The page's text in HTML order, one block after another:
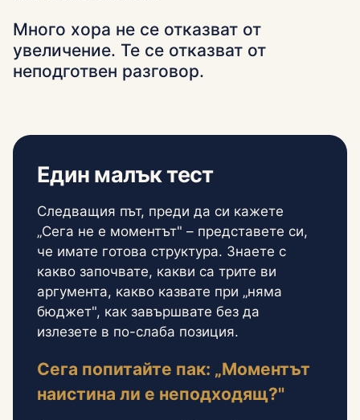
Много хора не се отказват от
увеличение. Те се отказват от
неподготвен разговор.
Един малък тест
Следващия път, преди да си кажете
„Сега не е моментът" – представете си,
че имате готова структура. Знаете с
какво започвате, какви са трите ви
аргумента, какво казвате при „няма
бюджет", как завършвате без да
излезете в по-слаба позиция.
Сега попитайте пак: „Моментът
наистина ли е неподходящ?"